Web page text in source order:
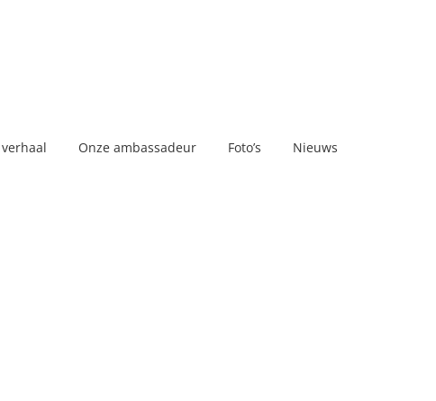
Onze ambassadeur Foto’s Nieuws